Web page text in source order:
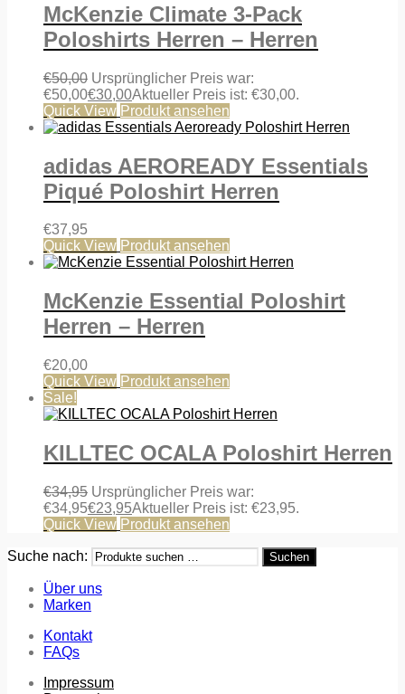
McKenzie Climate 3-Pack
Poloshirts Herren – Herren
€50,00 Ursprünglicher Preis war:
€50,00€30,00Aktueller Preis ist: €30,00.
Quick View Produkt ansehen
adidas AEROREADY Essentials
Piqué Poloshirt Herren
€37,95
Quick View Produkt ansehen
McKenzie Essential Poloshirt
Herren – Herren
€20,00
Quick View Produkt ansehen
Sale!
KILLTEC OCALA Poloshirt Herren
€34,95 Ursprünglicher Preis war:
€34,95€23,95Aktueller Preis ist: €23,95.
Quick View Produkt ansehen
Suche nach: Suchen
Über uns
Marken
Kontakt
FAQs
Impressum